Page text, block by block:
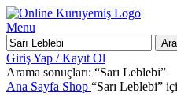
Menu
Ara
Giriş Yap / Kayıt Ol
Arama sonuçları: “Sarı Leblebi”
Ana Sayfa Shop “Sarı Leblebi”